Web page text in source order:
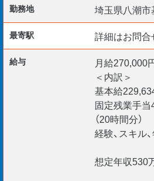
■ 拠点オフィス
埼玉県八潮市基礎根
車通勤OK（社有車貸与可）
お問い合わせ・ご応募お待ちして
勤務地 埼玉県八潮市
最寄駅 詳細はお問
給与
月給270,000
＜内訳＞
基本給
固定残業手
（20時間分）
経験、スキル
想定年収530